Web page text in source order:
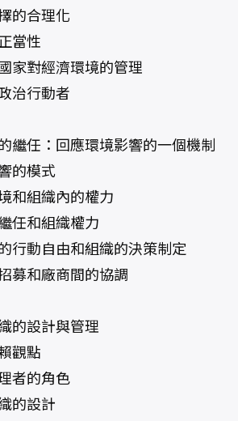
合理化
性
經濟環境的管理
行動者
任：回應環境影響的一個機制
模式
織內的權力
組織權力
自由和組織的決策制定
廠商間的協調
的設計與管理
點
的角色
設計